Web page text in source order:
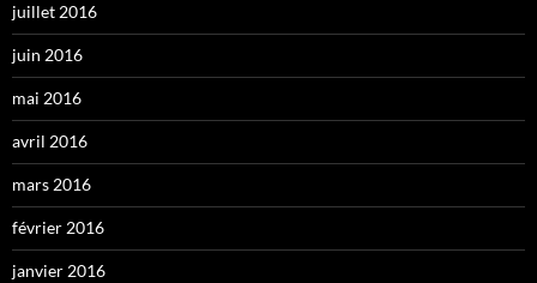
juillet 2016
juin 2016
mai 2016
avril 2016
mars 2016
février 2016
janvier 2016